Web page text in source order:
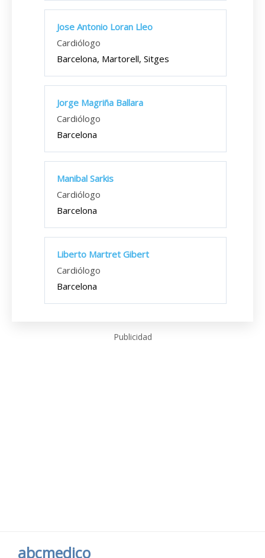
Jose Antonio Loran Lleo
Cardiólogo
Barcelona, Martorell, Sitges
Jorge Magriña Ballara
Cardiólogo
Barcelona
Manibal Sarkis
Cardiólogo
Barcelona
Liberto Martret Gibert
Cardiólogo
Barcelona
Publicidad
abcmedico